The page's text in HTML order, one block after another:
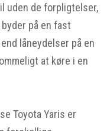
uden de forpligtelser,
på en fast
låneydelser på en
at køre i en
Toyota Yaris er